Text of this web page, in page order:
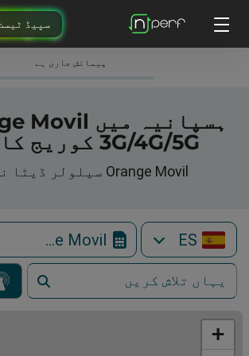
سپیڈ
پیمائش جاری ہے
3G/4G/5G کوریج کا نقشہ
Orange Movil سیلولر ڈیٹا نیٹ ورک
ES
Orange Movil
+